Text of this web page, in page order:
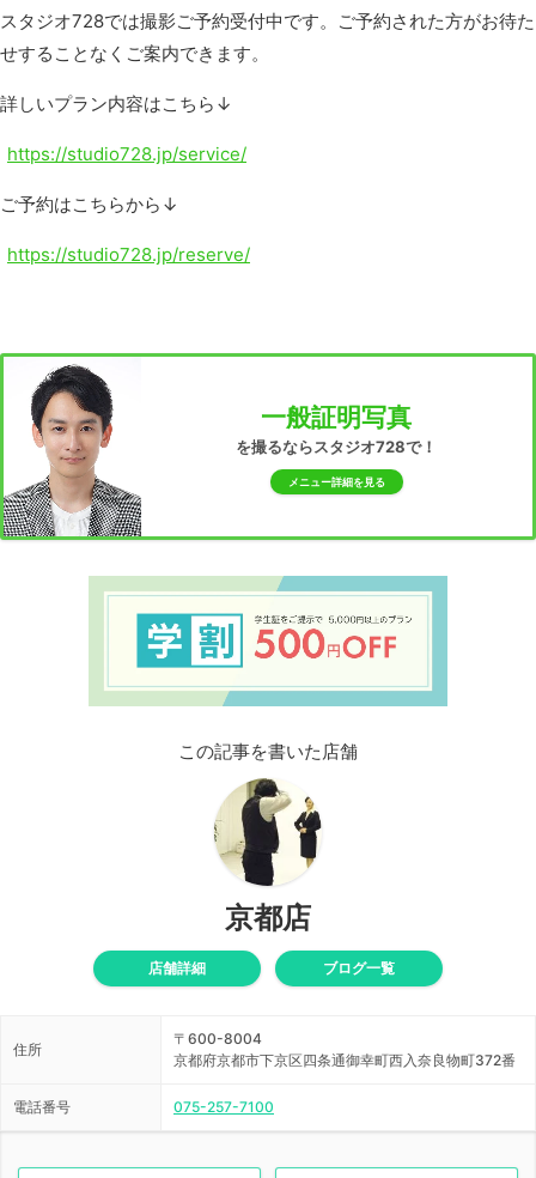
スタジオ728では撮影ご予約受付中です。ご予約された方がお待た
せすることなくご案内できます。
詳しいプラン内容はこちら↓
https://studio728.jp/service/
ご予約はこちらから↓
https://studio728.jp/reserve/
一般証明写真
を撮るならスタジオ728で！
メニュー詳細を見る
この記事を書いた店舗
京都店
店舗詳細 ブログ一覧
住所
〒600-8004
京都府京都市下京区四条通御幸町西入奈良物町372番
電話番号 075-257-7100